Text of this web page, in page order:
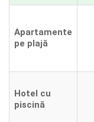
Apartamente
pe plajă
Hotel cu
piscină